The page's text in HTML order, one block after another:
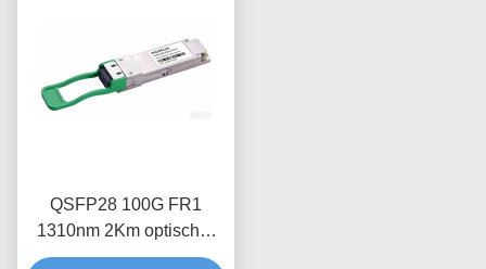
QSFP28 100G FR1
1310nm 2Km optischer
Transceivermodul